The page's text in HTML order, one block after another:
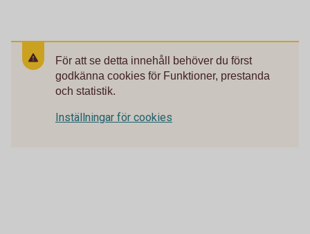
För att se detta innehåll behöver du först
godkänna cookies för Funktioner, prestanda
och statistik.
Inställningar för cookies